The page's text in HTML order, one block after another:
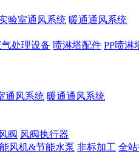
验室通风系统 暖通通风系统
气处理设备 喷淋塔配件 PP喷淋
通风系统 暖通通风系统
阀 风阀执行器
风机&节能水泵 非标加工 全